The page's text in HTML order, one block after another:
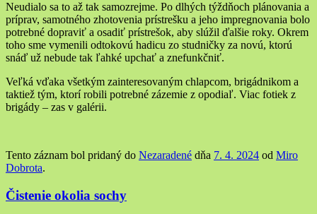
Neudialo sa to až tak samozrejme. Po dlhých týždňoch plánovania a
príprav, samotného zhotovenia prístrešku a jeho impregnovania bolo
potrebné dopraviť a osadiť prístrešok, aby slúžil ďalšie roky. Okrem
toho sme vymenili odtokovú hadicu zo studničky za novú, ktorú
snáď už nebude tak ľahké upchať a znefunkčniť.
Veľká vďaka všetkým zainteresovaným chlapcom, brigádnikom a
taktiež tým, ktorí robili potrebné zázemie z opodiaľ. Viac fotiek z
brigády – zas v galérii.
Tento záznam bol pridaný do Nezaradené dňa 7. 4. 2024 od Miro
Dobrota.
Čistenie okolia sochy